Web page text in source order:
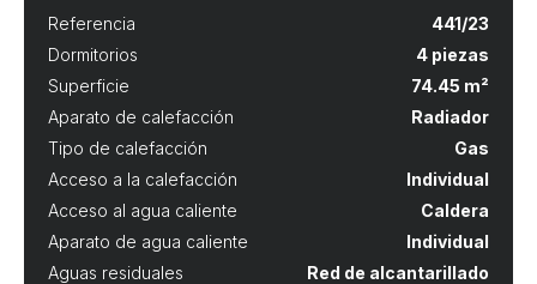
Referencia
441/23
Dormitorios
4 piezas
Superficie
74.45 m²
Aparato de calefacción
Radiador
Tipo de calefacción
Gas
Acceso a la calefacción
Individual
Acceso al agua caliente
Caldera
Aparato de agua caliente
Individual
Aguas residuales
Red de alcantarillado